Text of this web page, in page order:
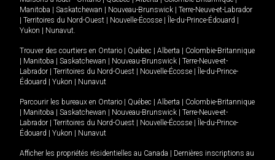
Manitoba
Saskatchewan Nouveau-Brunswick
Terre-Neuve-et-Labrador
Territoires du Nord-Ouest Nouvelle-Écosse Île-du-Prince-Édouard
Yukon
Nunavut.
Trouver des courtiers en Ontario Québec Alberta
Colombie-Britannique
Manitoba Saskatchewan Nouveau-Brunswick
Terre-Neuve-et-
Labrador
Territoires du Nord-Ouest Nouvelle-Écosse
Île-du-Prince-
Édouard
Yukon Nunavut
Parcourir les bureaux en Ontario Québec Alberta
Colombie-Britannique
Manitoba Saskatchewan Nouveau-Brunswick
Terre-Neuve-et-
Labrador
Territoires du Nord-Ouest Nouvelle-Écosse
Île-du-Prince-
Édouard
Yukon Nunavut
Afficher les propriétés résidentielles au Canada
Dernières inscriptions au